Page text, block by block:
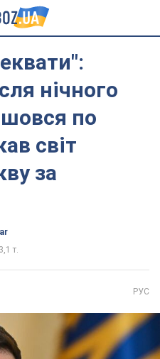
нічного
по
світ
за
т.
РУС